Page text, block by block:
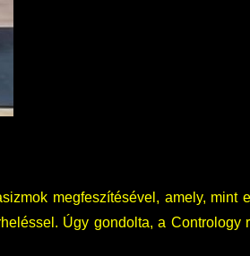
megfeszítésével, amely,
Úgy gondolta, a